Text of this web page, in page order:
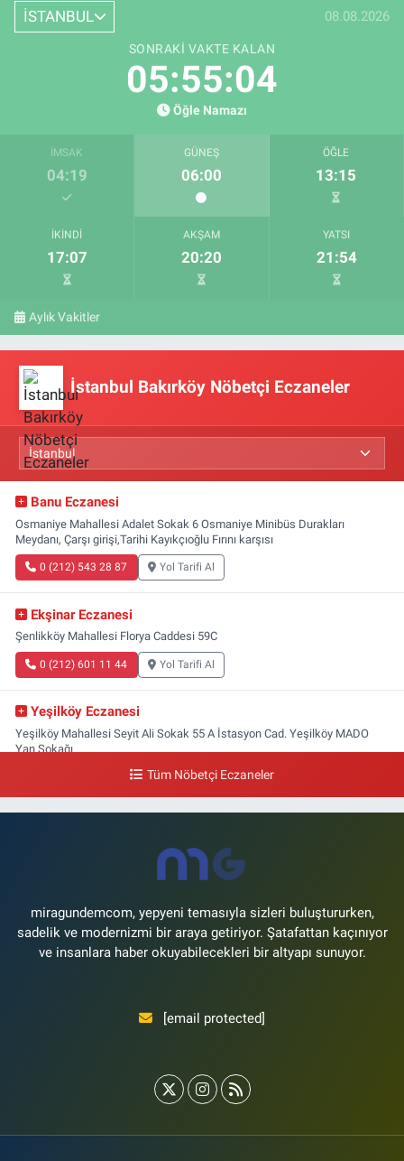
İSTANBUL 08.08.2026
SONRAKI VAKTE KALAN
05:55:04
Öğle Namazı
İMSAK
04:19
GÜNEŞ
06:00
ÖĞLE
13:15
İKINDI
17:07
AKŞAM
20:20
YATSI
21:54
Aylık Vakitler
İstanbul Bakırköy Nöbetçi Eczaneler
Banu Eczanesi
Osmaniye Mahallesi Adalet Sokak 6 Osmaniye Minibüs Durakları
Meydanı, Çarşı girişi,Tarihi Kayıkçıoğlu Fırını karşısı
0 (212) 543 28 87 Yol Tarifi Al
Ekşinar Eczanesi
Şenlikköy Mahallesi Florya Caddesi 59C
0 (212) 601 11 44 Yol Tarifi Al
Yeşilköy Eczanesi
Yeşilköy Mahallesi Seyit Ali Sokak 55 A İstasyon Cad. Yeşilköy MADO
Yan Sokağı
Yol Tarifi Al
Ataköy 3-4-11. Kısım Mahallesi Dr. Remzi Kazancıgil Caddesi Ataköy
4.Kısım Çarşısı No:12 Ataköy 4.Kısım Çarşısı
Tüm Nöbetçi Eczaneler
miragundemcom, yepyeni temasıyla sizleri buluştururken,
sadelik ve modernizmi bir araya getiriyor. Şatafattan kaçınıyor
ve insanlara haber okuyabilecekleri bir altyapı sunuyor.
[email protected]